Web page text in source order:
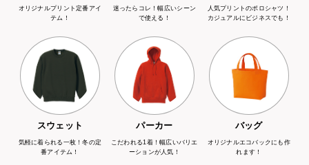
オリジナルプリント定番アイ
テム！
迷ったらコレ！幅広いシーン
で使える！
人気プリントのポロシャツ！
カジュアルにビジネスでも！
スウェット
気軽に着られる一枚！冬の定
番アイテム！
パーカー
こだわれる1着！幅広いバリエ
ーションが人気！
バッグ
オリジナルエコバックにも作
れます！